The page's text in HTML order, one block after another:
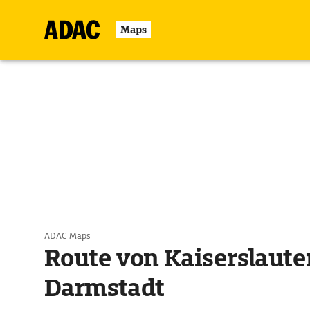
Maps
ADAC Maps
Route von
Darmstadt